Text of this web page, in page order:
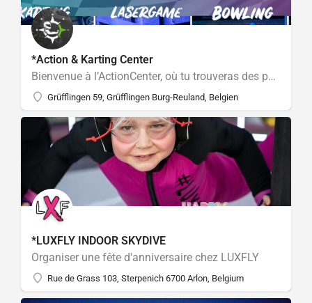
*Action & Karting Center
Bienvenue à l’ActionCenter, où tu trouveras des possibilités infinies pour t’amuser et te divertir ! Nous…
Grüfflingen 59, Grüfflingen Burg-Reuland, Belgien
*LUXFLY INDOOR SKYDIVE
Organiser une fête d'anniversaire chez LUXFLY
Rue de Grass 103, Sterpenich 6700 Arlon, Belgium